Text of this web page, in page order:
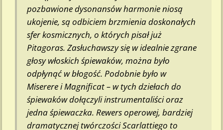
pozbawione dysonansów harmonie niosą
ukojenie, są odbiciem brzmienia doskonałych
sfer kosmicznych, o których pisał już
Pitagoras. Zasłuchawszy się w idealnie zgrane
głosy włoskich śpiewaków, można było
odpłynąć w błogość. Podobnie było w
MiserereiMagnificat– w tych dziełach do
śpiewaków dołączyli instrumentaliści oraz
jedna śpiewaczka. Rewers operowej, bardziej
dramatycznej twórczości Scarlattiego to